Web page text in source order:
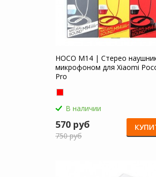
HOCO M14 | Стерео
микрофоном для Xiaomi
Pro
В наличии
570 руб
750 руб